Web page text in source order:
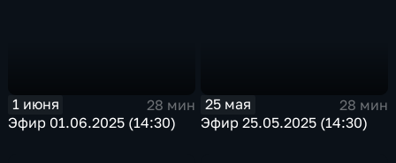
1 июня
28 мин
Эфир 01.06.2025 (14:30)
25 мая
28 мин
Эфир 25.05.2025 (14:30)